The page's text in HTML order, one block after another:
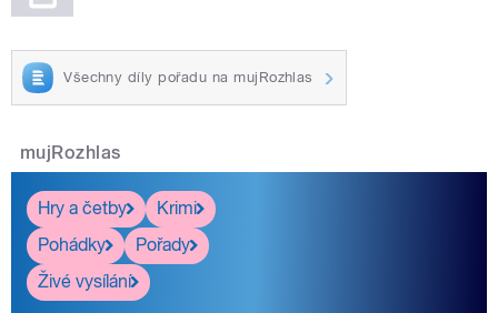
Všechny díly pořadu na mujRozhlas
mujRozhlas
Hry a četby
Krimi
Pohádky
Pořady
Živé vysílání